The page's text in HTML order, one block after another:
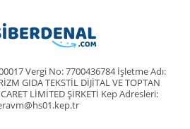
Vergi No: 7700436784 İşletme Adı:
GIDA TEKSTİL DİJİTAL VE TOPTAN
LİMİTED ŞİRKETİ Kep Adresleri: